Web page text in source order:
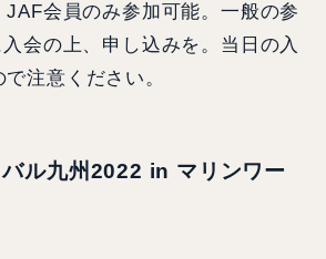
会員のみ参加可能。一般の参
会の上、申し込みを。当日の入
注意ください。
ル九州2022 in マリンワー